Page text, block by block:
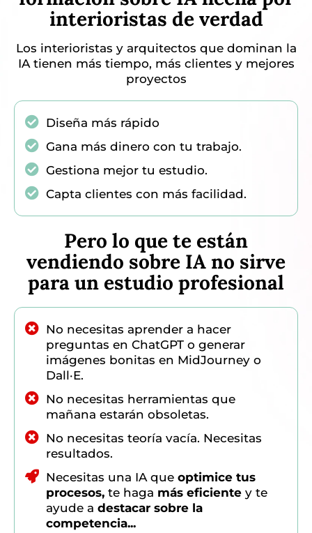
interioristas de verdad
Los interioristas y arquitectos que dominan la
IA tienen más tiempo, más clientes y mejores
proyectos
Diseña más rápido
Gana más dinero con tu trabajo.
Gestiona mejor tu estudio.
Capta clientes con más facilidad.
Pero lo que te están
vendiendo sobre IA no sirve
para un estudio profesional
No necesitas aprender a hacer
preguntas en ChatGPT o generar
imágenes bonitas en MidJourney o
Dall·E.
No necesitas herramientas que
mañana estarán obsoletas.
No necesitas teoría vacía. Necesitas
resultados.
Necesitas una IA que optimice tus
procesos, te haga más eficiente y te
ayude a destacar sobre la
competencia...